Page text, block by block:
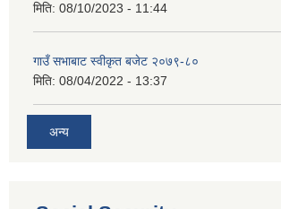
मिति: 08/10/2023 - 11:44
गाउँ सभाबाट स्वीकृत बजेट २०७९-८०
मिति: 08/04/2022 - 13:37
अन्य